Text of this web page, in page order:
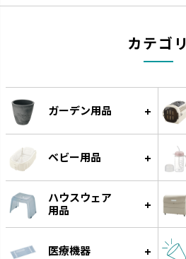
カテゴリ
ガーデン用品
ベビー用品
ハウスウェア
用品
医療機器